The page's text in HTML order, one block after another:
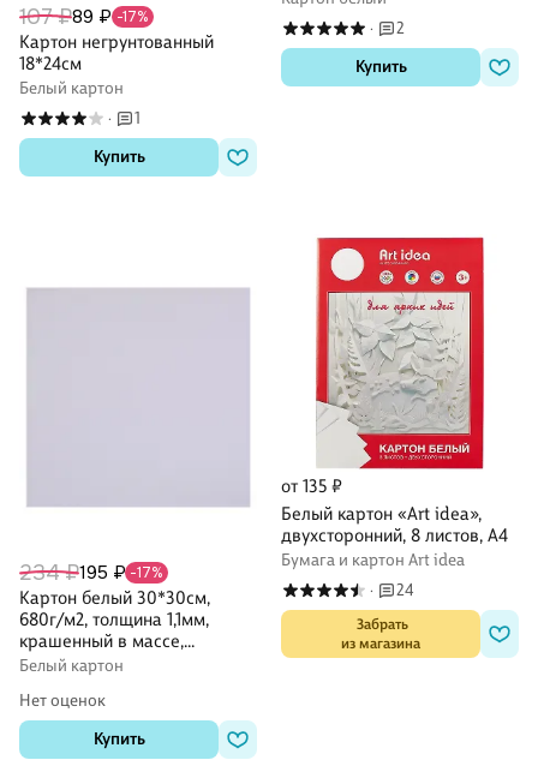
107 ₽89 ₽ -17%
Картон негрунтованный
18*24см
Белый картон
·
1
Купить
·
2
Купить
234 ₽195 ₽ -17%
Картон белый 30*30см,
680г/м2, толщина 1,1мм,
крашенный в массе,
DECORITON
Белый картон
Нет оценок
Купить
от 135 ₽
Белый картон «Art idea»,
двухсторонний, 8 листов, А4
Бумага и картон Art idea
· 24
Забрать
из магазина